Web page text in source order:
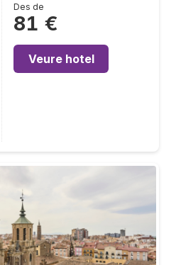
Des de
81 €
Veure hotel